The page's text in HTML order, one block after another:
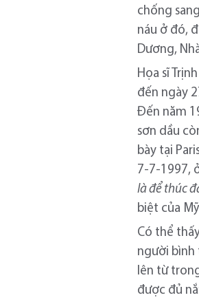
chống
náu ở đó,
Dương,
Họa sĩ
đến ngày
Đến năm
sơn dầu
bày tại
7-7-1997,
là để thúc
biệt của
Có thể
người bình
lên từ
được đủ